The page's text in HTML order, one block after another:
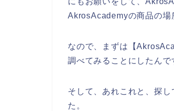
AkrosAcademyの商品の場
なので、まずは【
調べてみることにしたんで
そして、あれこれと、探
た。